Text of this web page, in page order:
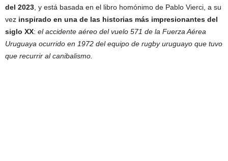
del 2023 , y está basada en el libro homónimo de Pablo Vierci, a su
vez inspirado en una de las historias más impresionantes del
siglo XX: el accidente aéreo del vuelo 571 de la Fuerza Aérea
Uruguaya ocurrido en 1972 del equipo de rugby uruguayo que tuvo
que recurrir al canibalismo.